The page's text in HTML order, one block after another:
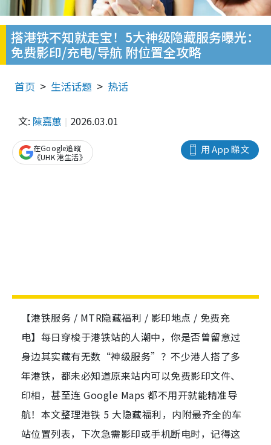
搭港铁不知就走宝！5大神级隐藏服务曝光：
免费影印/充电/导航 附位置全攻略
首页 生活话题 热话
文: 陳嘉蕙 2026.03.01
用 App 睇文
在Google追蹤
《UHK 港生活》
【港铁服务 / MTR隐藏福利 / 影印地点 / 免费充
电】每日穿梭于港铁站的人潮中，你是否曾留意过
身边其实藏有无数“神级服务”？不少港人搭了多
年港铁，都未必知道原来站内可以免费影印文件、
印相，甚至连 Google Maps 都不用开就能精准导
航！本文整理港铁 5 大隐藏福利，内附最齐全的车
站位置列表，下次急需影印或手机断电时，记得这